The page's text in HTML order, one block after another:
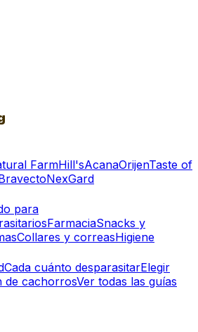
FarmHill'sAcanaOrijenTaste of
NexGard
para
FarmaciaSnacks y
Collares y correasHigiene
Cada cuánto desparasitarElegir
de cachorrosVer todas las guías